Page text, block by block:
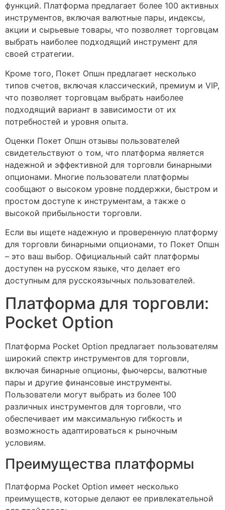
функций. Платформа предлагает более 100 активных
инструментов, включая валютные пары, индексы,
акции и сырьевые товары, что позволяет торговцам
выбрать наиболее подходящий инструмент для
своей стратегии.
Кроме того, Покет Опшн предлагает несколько
типов счетов, включая классический, премиум и VIP,
что позволяет торговцам выбрать наиболее
подходящий вариант в зависимости от их
потребностей и уровня опыта.
Оценки Покет Опшн отзывы пользователей
свидетельствуют о том, что платформа является
надежной и эффективной для торговли бинарными
опционами. Многие пользователи платформы
сообщают о высоком уровне поддержки, быстром и
простом доступе к инструментам, а также о
высокой прибыльности торговли.
Если вы ищете надежную и проверенную платформу
для торговли бинарными опционами, то Покет Опшн
– это ваш выбор. Официальный сайт платформы
доступен на русском языке, что делает его
доступным для русскоязычных пользователей.
Платформа для торговли:
Pocket Option
Платформа Pocket Option предлагает пользователям
широкий спектр инструментов для торговли,
включая бинарные опционы, фьючерсы, валютные
пары и другие финансовые инструменты.
Пользователи могут выбрать из более 100
различных инструментов для торговли, что
обеспечивает им максимальную гибкость и
возможность адаптироваться к рыночным
условиям.
Преимущества платформы
Платформа Pocket Option имеет несколько
преимуществ, которые делают ее привлекательной